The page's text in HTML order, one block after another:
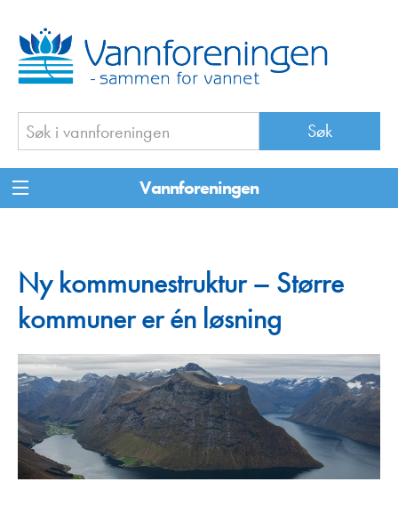
Vannforeningen
Ny kommunestruktur – Større
kommuner er én løsning